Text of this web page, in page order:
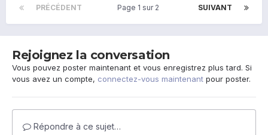
PRÉCÉDENT SUIVANT
Page 1 sur 2
Rejoignez la conversation
Vous pouvez poster maintenant et vous enregistrez plus tard. Si
vous avez un compte, connectez-vous maintenant pour poster.
Répondre à ce sujet…